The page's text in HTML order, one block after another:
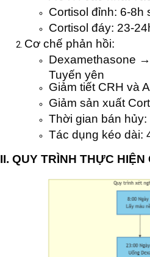
Cortisol đỉnh: 6-8h
Cortisol đáy: 23-
Cơ chế phản hồi:
Dexamethasone
Tuyến yên
Giảm tiết CRH và
Giảm sản xuất
Thời gian bán
Tác dụng kéo dài:
II. QUY TRÌNH THỰC HIỆN